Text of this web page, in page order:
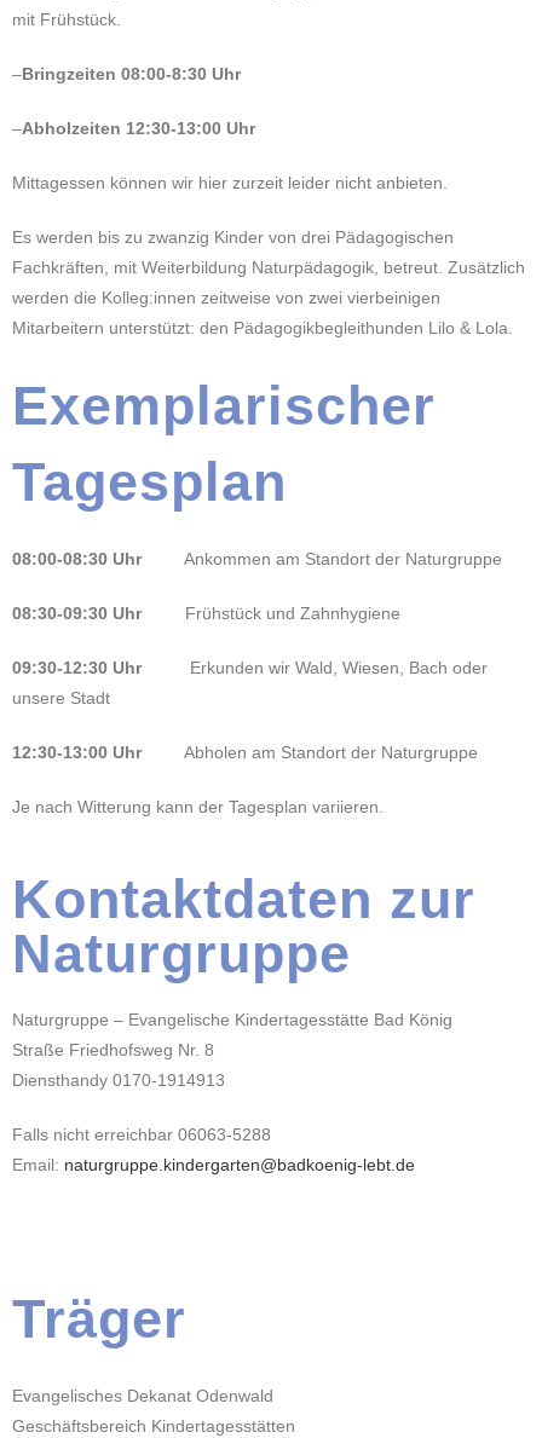
mit Frühstück.
–Bringzeiten 08:00-8:30 Uhr
–Abholzeiten 12:30-13:00 Uhr
Mittagessen können wir hier zurzeit leider nicht anbieten.
Es werden bis zu zwanzig Kinder von drei Pädagogischen
Fachkräften, mit Weiterbildung Naturpädagogik, betreut. Zusätzlich
werden die Kolleg:innen zeitweise von zwei vierbeinigen
Mitarbeitern unterstützt: den Pädagogikbegleithunden Lilo & Lola.
Exemplarischer
Tagesplan
08:00-08:30 UhrAnkommen am Standort der Naturgruppe
08:30-09:30 UhrFrühstück und Zahnhygiene
09:30-12:30 UhrErkunden wir Wald, Wiesen, Bach oder
unsere Stadt
12:30-13:00 UhrAbholen am Standort der Naturgruppe
Je nach Witterung kann der Tagesplan variieren.
Kontaktdaten zur
Naturgruppe
Naturgruppe – Evangelische Kindertagesstätte Bad König
Straße Friedhofsweg Nr. 8
Diensthandy 0170-1914913
Falls nicht erreichbar 06063-5288
Email: naturgruppe.kindergarten@badkoenig-lebt.de
Träger
Evangelisches Dekanat Odenwald
Geschäftsbereich Kindertagesstätten